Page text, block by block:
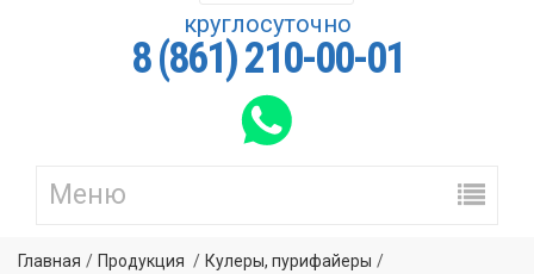
круглосуточно
8 (861) 210-00-01
Главная Продукция
Кулеры, пурифайеры